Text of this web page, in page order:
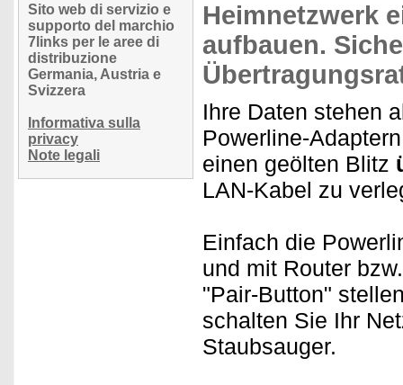
Sito web di servizio e
supporto del marchio
7links per le aree di
distribuzione
Germania, Austria e
Svizzera
Informativa sulla
privacy
Note legali
Heimnetzwerk
aufbauen.
Ihre Daten stehen
Powerline-
einen geölten Blitz
LAN-Kabel zu
Einfach die
und mit Router
"Pair-Button"
schalten Sie Ihr
Staubsauger.